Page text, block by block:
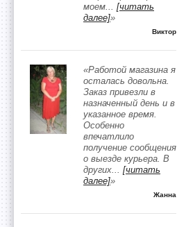
моем... [читать
далее]»
Виктор
«Работой магазина я
осталась довольна.
Заказ привезли в
назначенный день и в
указанное время.
Особенно
впечатлило
получение сообщения
о выезде курьера. В
других... [читать
далее]»
Жанна